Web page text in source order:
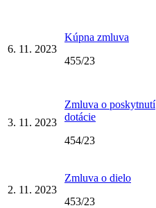
6. 11. 2023
Kúpna zmluva
455/23
3. 11. 2023
Zmluva o poskytnutí
dotácie
454/23
2. 11. 2023
Zmluva o dielo
453/23